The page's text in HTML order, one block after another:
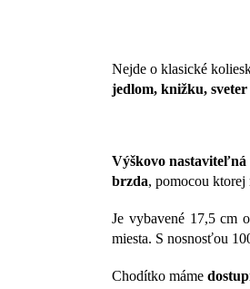
Nejde o klasické
jedlom, knižku,
Výškovo nastaviteľná
brzda, pomocou ktorej
Je vybavené 17,5 cm
miesta. S nosnosťou
Chodítko máme